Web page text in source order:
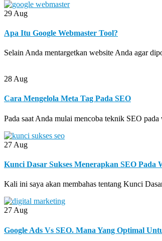
29 Aug
Apa Itu Google Webmaster Tool?
Selain Anda mentargetkan website Anda agar
28 Aug
Cara Mengelola Meta Tag Pada SEO
Pada saat Anda mulai mencoba teknik SEO
27 Aug
Kunci Dasar Sukses Menerapkan SEO Pada
Kali ini saya akan membahas tentang Kunci
27 Aug
Google Ads Vs SEO. Mana Yang Optimal